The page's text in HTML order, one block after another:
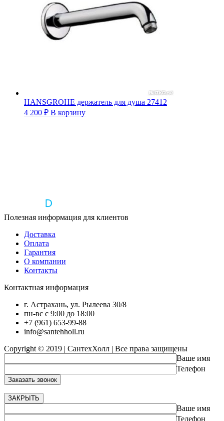
HANSGROHE держатель для душа 27412
4 200 ₽ В корзину
Полезная информация для клиентов
Доставка
Оплата
Гарантия
О компании
Контакты
Контактная информация
г. Астрахань, ул. Рылеева 30/8
пн-вс с 9:00 до 18:00
+7 (961) 653-99-88
info@santehholl.ru
Copyright © 2019 | СантехХолл | Все права защищены
Ваше имя
Телефон
ЗАКРЫТЬ
Ваше имя
Телефон